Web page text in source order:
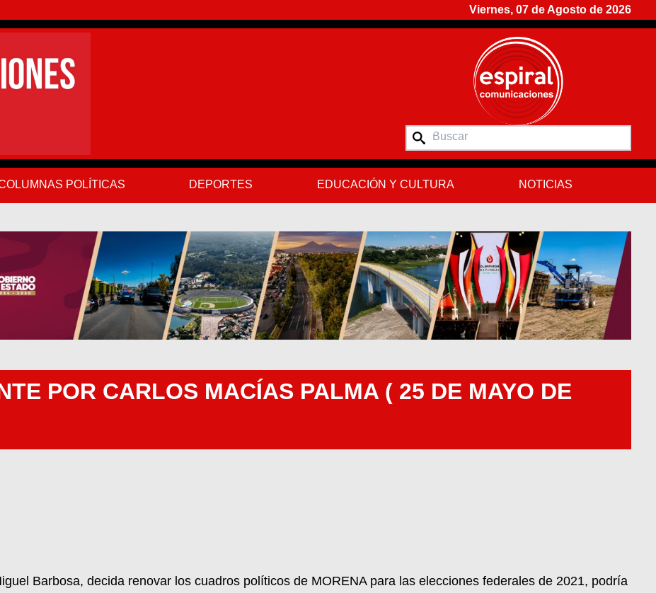
Viernes, 07 de Agosto de 2026
POLÍTICAS DEPORTES EDUCACIÓN Y CULTURA NOTICIAS
POR CARLOS MACÍAS PALMA ( 25 DE MAYO DE
Barbosa, decida renovar los cuadros políticos de MORENA para las elecciones federales de 2021, podría